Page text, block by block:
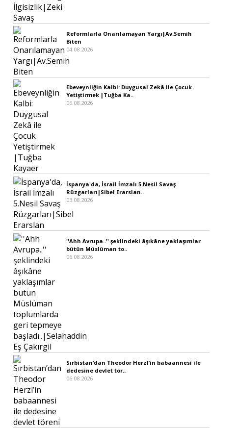
Reformlarla Onarılamayan Yargı|Av.Semih
Biten
04.08.2026
Ebeveynliğin Kalbi: Duygusal Zekâ ile Çocuk
Yetiştirmek |Tuğba Ka..
06.08.2026
İspanya'da, İsrail İmzalı 5.Nesil Savaş
Rüzgarları|Sibel Erarslan..
03.08.2026
''Ahh Avrupa..'' şeklindeki âşıkâne yaklaşımlar
bütün Müslüman to..
06.08.2026
Sırbistan’dan Theodor Herzl’in babaannesi ile
dedesine devlet tör..
06.08.2026